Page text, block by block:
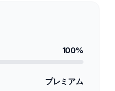
100%
プレミアム